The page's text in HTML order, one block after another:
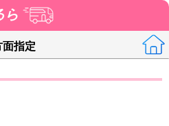
ら
指定